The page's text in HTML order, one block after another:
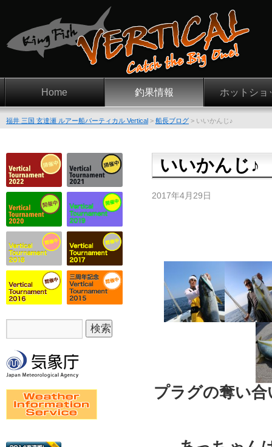
Home 釣果情報 ホットショ
福井 三国 玄達瀬 ルアー船バーティカル Vertical > 船長ブログ > いいかんじ♪
いいかんじ♪
2017年4月29日
プラグの奪い